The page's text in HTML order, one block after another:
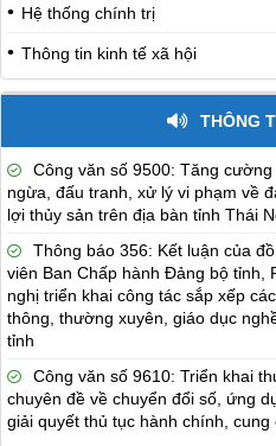
Hệ thống chính trị
Thông tin kinh tế xã hội
THÔNG
Công văn số 9500: Tăng
ngừa, đấu tranh, xử lý vi phạm về
lợi thủy sản trên địa bàn tỉnh Thái
Thông báo 356: Kết luận của
viên Ban Chấp hành Đảng bộ tỉnh,
nghị triển khai công tác sắp xếp
thông, thường xuyên, giáo dục
tỉnh
Công văn số 9610: Triển khai
chuyên đề về chuyển đổi số, ứng
giải quyết thủ tục hành chính, cung